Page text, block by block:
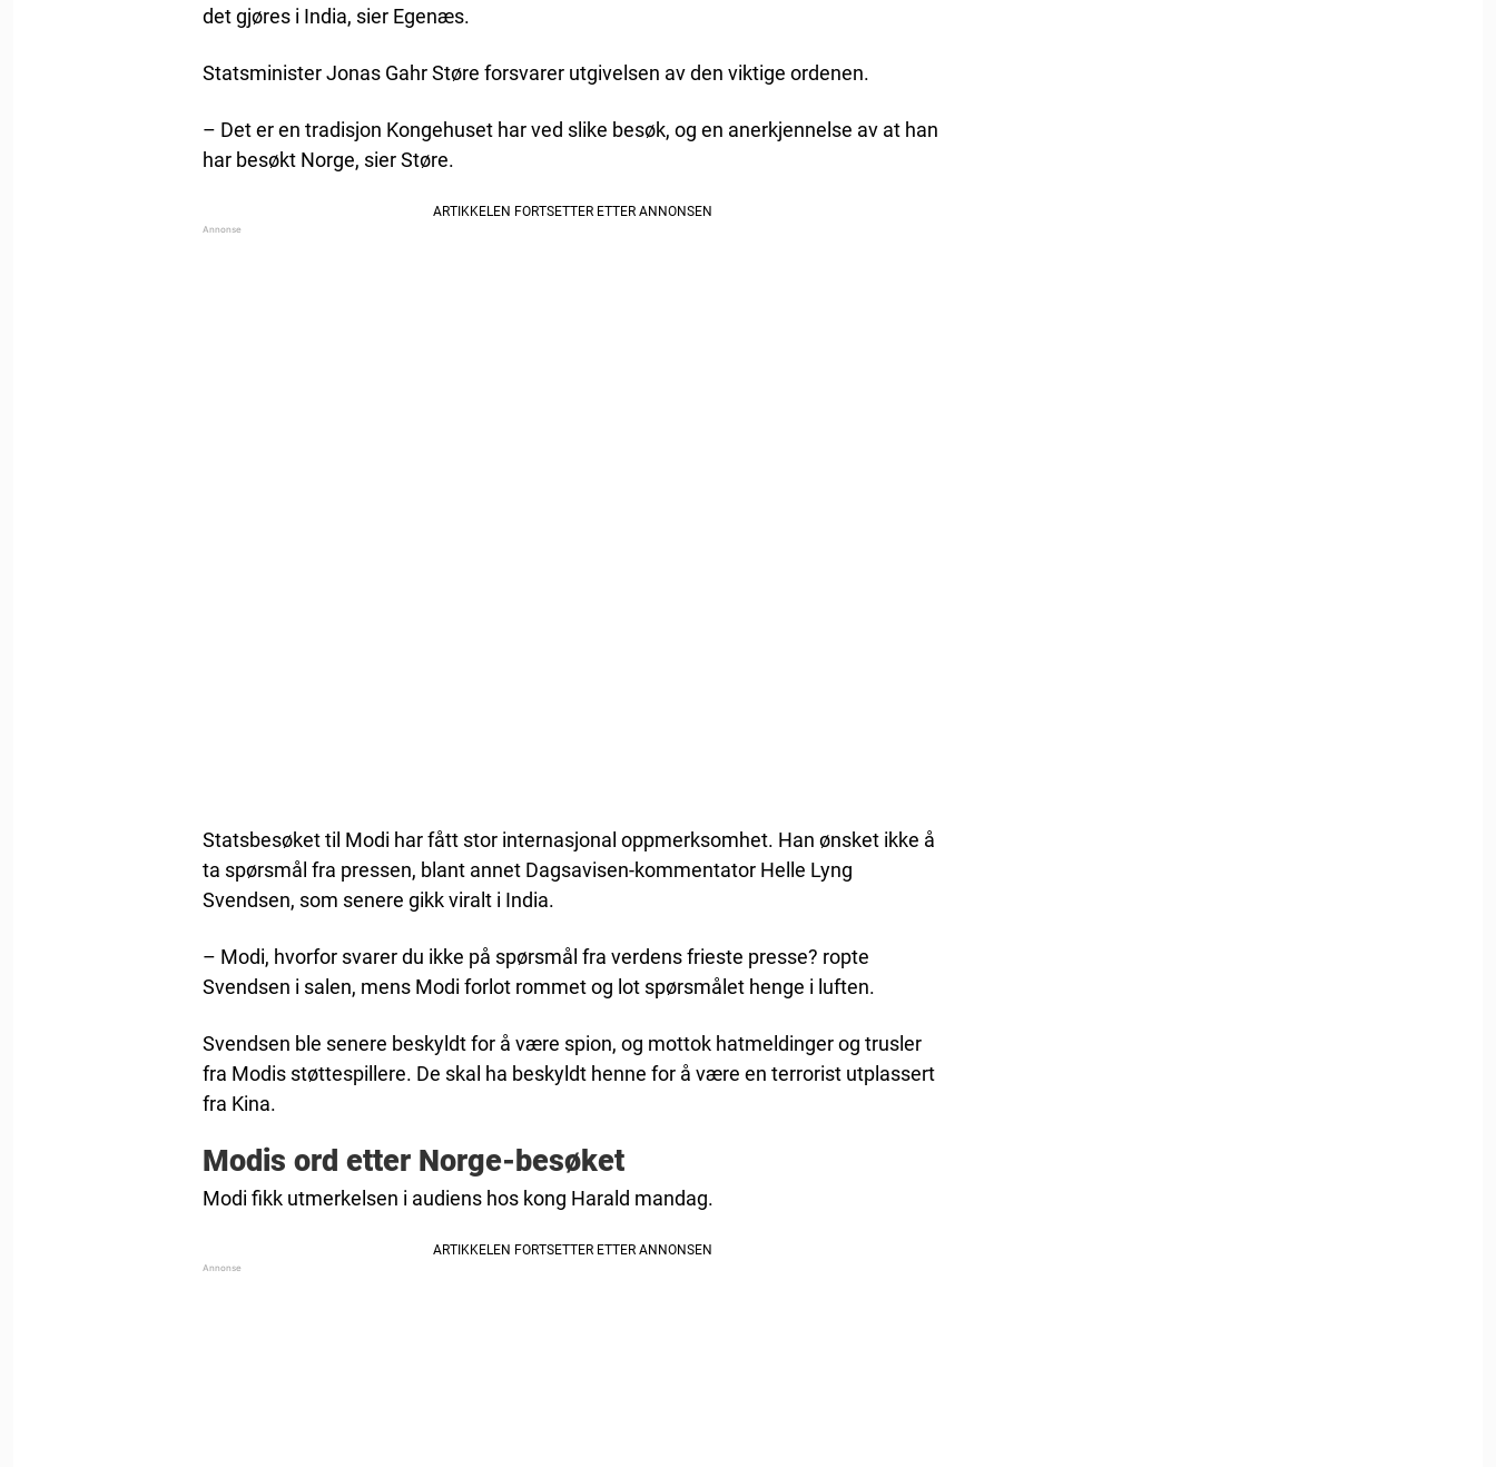
det gjøres i India, sier Egenæs.
Statsminister Jonas Gahr Støre forsvarer utgivelsen av den viktige ordenen.
– Det er en tradisjon Kongehuset har ved slike besøk, og en anerkjennelse av at han
har besøkt Norge, sier Støre.
Statsbesøket til Modi har fått stor internasjonal oppmerksomhet. Han ønsket ikke å
ta spørsmål fra pressen, blant annet Dagsavisen-kommentator Helle Lyng
Svendsen, som senere gikk viralt i India.
– Modi, hvorfor svarer du ikke på spørsmål fra verdens frieste presse? ropte
Svendsen i salen, mens Modi forlot rommet og lot spørsmålet henge i luften.
Svendsen ble senere beskyldt for å være spion, og mottok hatmeldinger og trusler
fra Modis støttespillere. De skal ha beskyldt henne for å være en terrorist utplassert
fra Kina.
Modis ord etter Norge-besøket
Modi fikk utmerkelsen i audiens hos kong Harald mandag.